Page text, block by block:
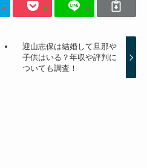
迎山志保は結婚して旦那や
子供はいる？年収や評判に
ついても調査！